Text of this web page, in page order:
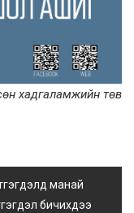
хадгаламжийн төв
манай
бичихдээ